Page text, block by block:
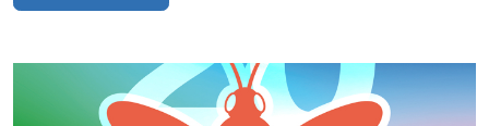
Browser oder in der App – und laden Sie Ihre